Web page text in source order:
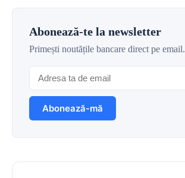
Abonează-te la newsletter
Primești noutățile bancare direct pe email.